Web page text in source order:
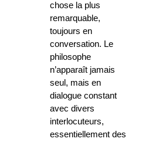
chose la plus
remarquable,
toujours en
conversation. Le
philosophe
n’apparaît jamais
seul, mais en
dialogue constant
avec divers
interlocuteurs,
essentiellement des